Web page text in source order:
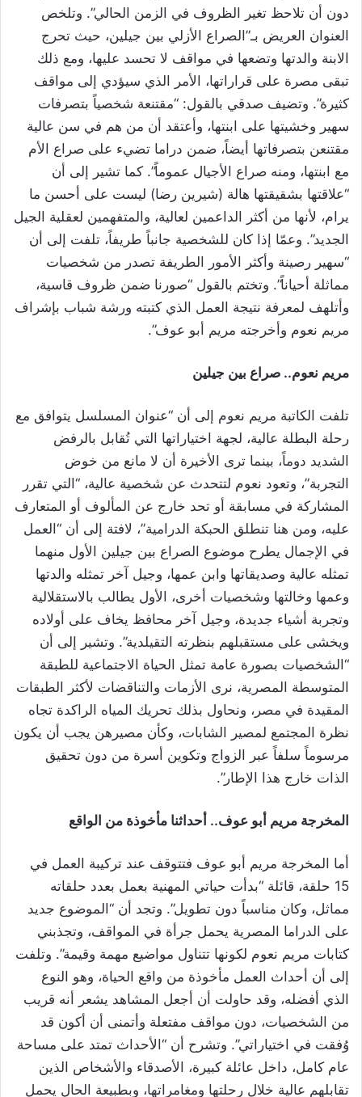
دون أن تلاحظ تغير الظروف في الزمن الحالي”. وتلخص
العنوان العريض بـ”الصراع الأزلي بين جيلين، حيث تحرج
الابنة والدتها وتضعها في مواقف لا تحسد عليها، ومع ذلك
تبقى مصرة على قراراتها، الأمر الذي سيؤدي إلى مواقف
كثيرة”. وتضيف صدقي بالقول: “مقتنعة شخصياً بتصرفات
سهير وخشيتها على ابنتها، وأعتقد أن من هم في سن عالية
مقتنعن بتصرفاتها أيضاً، ضمن دراما تضيء على صراع الأم
مع ابنتها، ومنه صراع الأجيال عموماً”. كما تشير إلى أن
“علاقتها بشقيقتها هالة (شيرين رضا) ليست على أحسن ما
يرام، لأنها من أكثر الداعمين لعالية، والمتفهمين لعقلية الجيل
الجديد”. وعمّا إذا كان للشخصية جانباً طريفاً، تلفت إلى أن
“سهير رصينة وأكثر الأمور الطريفة تصدر من شخصيات
مماثلة أحياناً”. وتختم بالقول “صورنا ضمن ظروف قاسية،
وأتلهف لمعرفة نتيجة العمل الذي كتبته ورشة شباب بإشراف
مريم نعوم وأخرجته مريم أبو عوف”.
مريم نعوم.. صراع بين جيلين
تلفت الكاتبة مريم نعوم إلى أن “عنوان المسلسل يتوافق مع
رحلة البطلة عالية، لجهة اختياراتها التي تُقابل بالرفض
الشديد دوماً، بينما ترى الأخيرة أن لا مانع من خوض
التجربة”، وتعود نعوم لتتحدث عن شخصية عالية، “التي تقرر
المشاركة في مسابقة أو تحد خارج عن المألوف أو المتعارف
عليه، ومن هنا تنطلق الحبكة الدرامية”، لافتة إلى أن “العمل
في الإجمال يطرح موضوع الصراع بين جيلين الأول منهما
تمثله عالية وصديقاتها وابن عمها، وجيل آخر تمثله والدتها
وعمها وخالتها وشخصيات أخرى، الأول يطالب بالاستقلالية
وتجربة أشياء جديدة، وجيل آخر محافظ يخاف على أولاده
ويخشى على مستقبلهم بنظرته التقيلدية”. وتشير إلى أن
“الشخصيات بصورة عامة تمثل الحياة الاجتماعية للطبقة
المتوسطة المصرية، نرى الأزمات والتناقضات لأكثر الطبقات
المقيدة في مصر، ونحاول بذلك تحريك المياه الراكدة تجاه
نظرة المجتمع لمصير الشابات، وكأن مصيرهن يجب أن يكون
مرسوماً سلفاً عبر الزواج وتكوين أسرة من دون تحقيق
الذات خارج هذا الإطار”.
المخرجة مريم أبو عوف.. أحداثنا مأخوذة من الواقع
أما المخرجة مريم أبو عوف فتتوقف عند تركيبة العمل في
15 حلقة، قائلة “بدأت حياتي المهنية بعمل بعدد حلقاته
مماثل، وكان مناسباً دون تطويل”. وتجد أن “الموضوع جديد
على الدراما المصرية يحمل جرأة في المواقف، وتجذبني
كتابات مريم نعوم لكونها تتناول مواضيع مهمة وقيمة”. وتلفت
إلى أن أحداث العمل مأخوذة من واقع الحياة، وهو النوع
الذي أفضله، وقد حاولت أن أجعل المشاهد يشعر أنه قريب
من الشخصيات، دون مواقف مفتعلة وأتمنى أن أكون قد
وُفقت في اختياراتي”. وتشرح أن “الأحداث تمتد على مساحة
عام كامل، داخل عائلة كبيرة، الأصدقاء والأشخاص الذين
تقابلهم عالية خلال رحلتها ومغامراتها، وبطبيعة الحال يحمل